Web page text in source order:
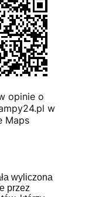
opinie o
w
Maps
wyliczona
przez